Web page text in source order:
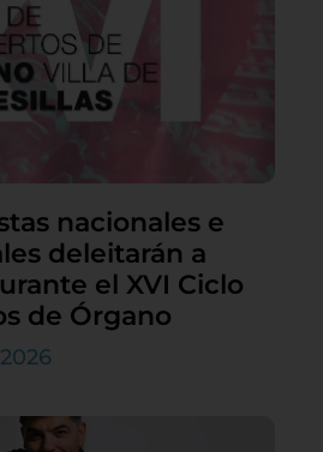
nacionales e
deleitarán a
el XVI Ciclo
de Órgano